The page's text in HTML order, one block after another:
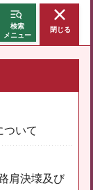
検索
メニュー
閉じる
ついて
肩決壊及び